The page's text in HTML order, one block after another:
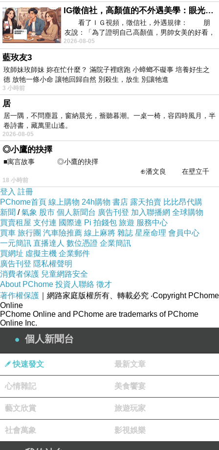
IG徵信社，高顏值的不外遇美學：眼光太高也是一種防禦，為了證明我長得好看，我決定一輩子不外遇！
看了ＩＧ視頻，徵信社，外遇規律： 朋
友說：「為了證明自己高顏值，男帥女美的好看，
且眼光高，我決定一輩子不外遇。」
2026-08-05
藍玫友3
玫師妹玫師妹 妳在忙什麼？ 滿院子裡瞎跑 小蟑螂不礙事 培養好生之
德 放牠一條小命 讓牠回歸自然 別殺生，放生 別讓牠進
3 小時前
居
居一隅，不問塵囂，窗納晨光，簷聽暮潮。一桌一椅，容四時風月，半
卷詩書，藏萬里山遙。
2026-08-05
◎小鷹的抉擇
■寓言故事 ◎小鷹的抉擇
⊕潘文良 在壁立千
仞的懸崖上，有一座遮天蔽
18 小時前
登入 註冊
PChome首頁 線上購物 24h購物 書店 露天拍賣 比比昂代購
新聞 /氣象 股市 個人新聞台 廣告刊登 加入聯播網 全球購物
買賣租屋 支付連 國際連 Pi 拍錢包 旅遊 服務中心
買車 旅行團 汽車險推薦 線上麻將 雜誌 星座命理 會員中心
一元簡訊 直播達人 數位憑證 企業簡訊
買網址 虛擬主機 企業郵件
廣告刊登 隱私權聲明
消費者保護 兒童網路安全
About PChome 投資人聯絡 徵才
著作權保護 ｜網路家庭版權所有、轉載必究 ‧Copyright PChome
Online
PChome Online and PChome are trademarks of PChome
Online Inc.
個人新聞台
快速發文 最新文章
心情雜記 美食饗宴
藝文欣賞 旅遊玩家
社會萬象 影視娛樂